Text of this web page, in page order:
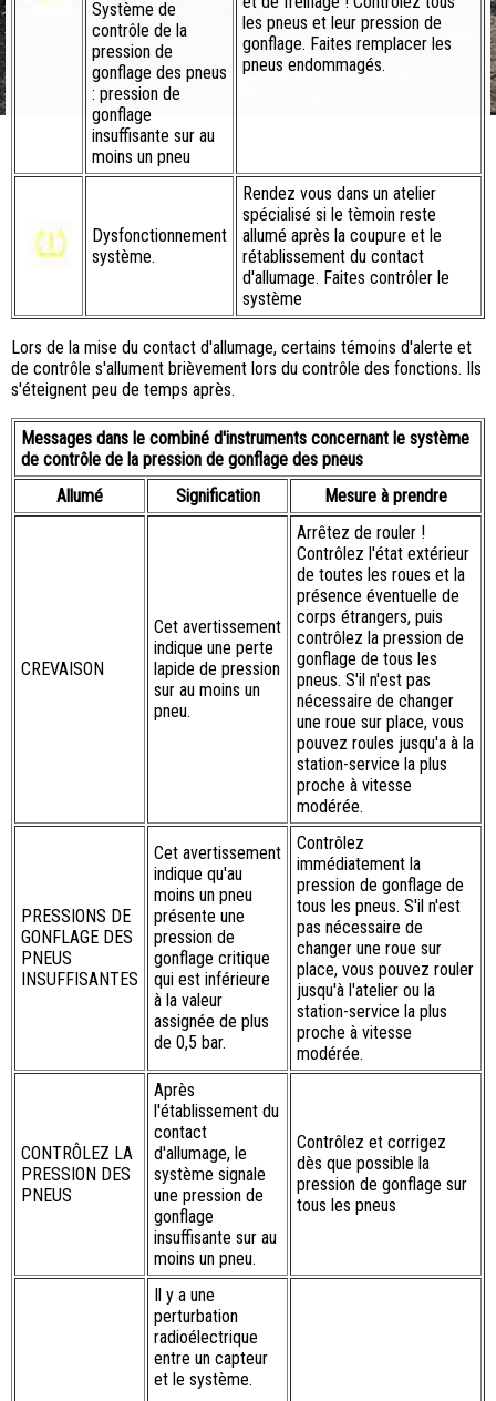
les pneus et leur pression de
gonflage. Faites remplacer les
pneus endommagés.
Système de
contrôle de la
pression de
gonflage des pneus
: pression de
gonflage
insuffisante sur au
moins un pneu
Dysfonctionnement
système.
Rendez vous dans un atelier
spécialisé si le tèmoin reste
allumé après la coupure et le
rétablissement du contact
d'allumage. Faites contrôler le
système
Lors de la mise du contact d'allumage, certains témoins d'alerte et
de contrôle s'allument brièvement lors du contrôle des fonctions. Ils
s'éteignent peu de temps après.
Messages dans le combiné d'instruments concernant le système
de contrôle de la pression de gonflage des pneus
Allumé
Signification Mesure à prendre
CREVAISON
Cet avertissement
indique une perte
lapide de pression
sur au moins un
pneu.
Arrêtez de rouler !
Contrôlez l'état extérieur
de toutes les roues et la
présence éventuelle de
corps étrangers, puis
contrôlez la pression de
gonflage de tous les
pneus. S'il n'est pas
nécessaire de changer
une roue sur place, vous
pouvez roules jusqu'a à la
station-service la plus
proche à vitesse
modérée.
PRESSIONS DE
GONFLAGE DES
PNEUS
INSUFFISANTES
Cet avertissement
indique qu'au
moins un pneu
présente une
pression de
gonflage critique
qui est inférieure
à la valeur
assignée de plus
de 0,5 bar.
Contrôlez
immédiatement la
pression de gonflage de
tous les pneus. S'il n'est
pas nécessaire de
changer une roue sur
place, vous pouvez rouler
jusqu'à l'atelier ou la
station-service la plus
proche à vitesse
modérée.
CONTRÔLEZ LA
PRESSION DES
PNEUS
Après
l'établissement du
contact
d'allumage, le
système signale
une pression de
gonflage
insuffisante sur au
moins un pneu.
Contrôlez et corrigez
dès que possible la
pression de gonflage sur
tous les pneus
Il y a une
perturbation
radioélectrique
entre un capteur
et le système.